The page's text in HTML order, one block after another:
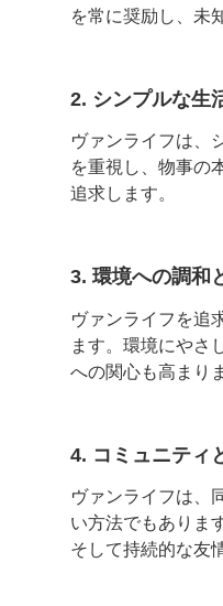
を常に奨励し、未
2. シンプルな生
ヴァンライフは、
を重視し、物事の
追求します。
3. 環境への調和
ヴァンライフを追
ます。環境にやさ
への関心も高まり
4. コミュニティ
ヴァンライフは、
い方法でもありま
そして持続的な友